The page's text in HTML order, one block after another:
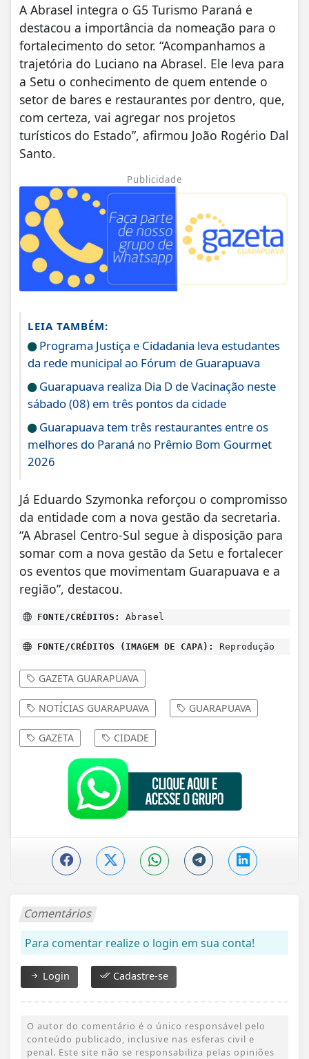
A Abrasel integra o G5 Turismo Paraná e
destacou a importância da nomeação para o
fortalecimento do setor. “Acompanhamos a
trajetória do Luciano na Abrasel. Ele leva para
a Setu o conhecimento de quem entende o
setor de bares e restaurantes por dentro, que,
com certeza, vai agregar nos projetos
turísticos do Estado”, afirmou João Rogério Dal
Santo.
Publicidade
LEIA TAMBÉM:
Programa Justiça e Cidadania leva estudantes
da rede municipal ao Fórum de Guarapuava
Guarapuava realiza Dia D de Vacinação neste
sábado (08) em três pontos da cidade
Guarapuava tem três restaurantes entre os
melhores do Paraná no Prêmio Bom Gourmet
2026
Já Eduardo Szymonka reforçou o compromisso
da entidade com a nova gestão da secretaria.
“A Abrasel Centro-Sul segue à disposição para
somar com a nova gestão da Setu e fortalecer
os eventos que movimentam Guarapuava e a
região”, destacou.
FONTE/CRÉDITOS: Abrasel
FONTE/CRÉDITOS (IMAGEM DE CAPA): Reprodução
GAZETA GUARAPUAVA
NOTÍCIAS GUARAPUAVA GUARAPUAVA
GAZETA CIDADE
Comentários
Para comentar realize o login em sua conta!
Login Cadastre-se
O autor do comentário é o único responsável pelo
conteúdo publicado, inclusive nas esferas civil e
penal. Este site não se responsabiliza pelas opiniões